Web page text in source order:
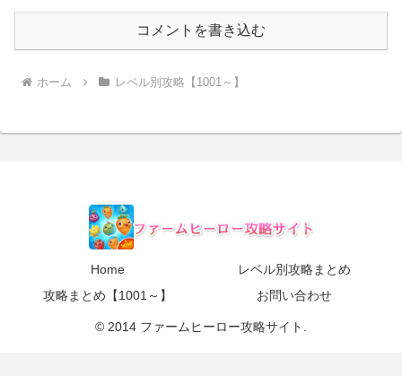
コメントを書き込む
ホーム レベル別攻略【1001～】
Home
レベル別攻略まとめ
攻略まとめ【1001～】
お問い合わせ
© 2014 ファームヒーロー攻略サイト.